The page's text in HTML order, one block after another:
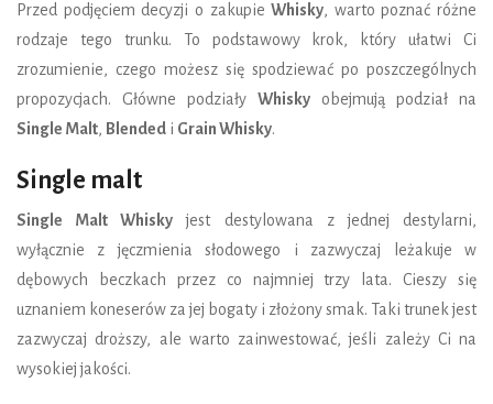
Przed podjęciem decyzji o zakupieWhisky, warto poznać różne
rodzaje tego trunku. To podstawowy krok, który ułatwi Ci
zrozumienie, czego możesz się spodziewać po poszczególnych
propozycjach. Główne podziały Whisky obejmują podział na
Single Malt, Blended i Grain Whisky.
Single malt
Single Malt Whisky jest destylowana z jednej destylarni,
wyłącznie z jęczmienia słodowego i zazwyczaj leżakuje w
dębowych beczkach przez co najmniej trzy lata. Cieszy się
uznaniem koneserów za jej bogaty i złożony smak. Taki trunek jest
zazwyczaj droższy, ale warto zainwestować, jeśli zależy Ci na
wysokiej jakości.